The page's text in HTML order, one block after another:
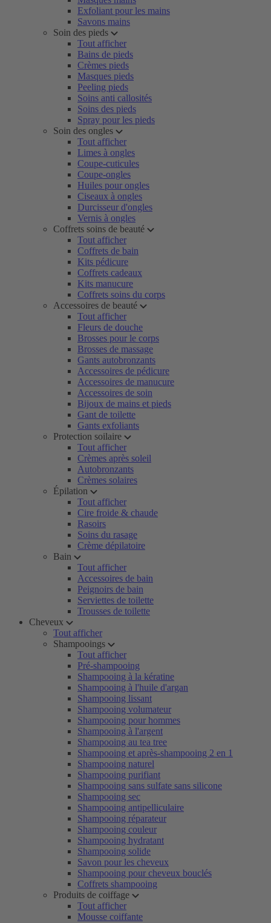
Exfoliant pour les mains
Savons mains
Soin des pieds
Tout afficher
Bains de pieds
Crèmes pieds
Masques pieds
Peeling pieds
Soins anti callosités
Soins des pieds
Spray pour les pieds
Soin des ongles
Tout afficher
Limes à ongles
Coupe-cuticules
Coupe-ongles
Huiles pour ongles
Ciseaux à ongles
Durcisseur d'ongles
Vernis à ongles
Coffrets soins de beauté
Tout afficher
Coffrets de bain
Kits pédicure
Coffrets cadeaux
Kits manucure
Coffrets soins du corps
Accessoires de beauté
Tout afficher
Fleurs de douche
Brosses pour le corps
Brosses de massage
Gants autobronzants
Accessoires de pédicure
Accessoires de manucure
Accessoires de soin
Bijoux de mains et pieds
Gant de toilette
Gants exfoliants
Protection soilaire
Tout afficher
Crèmes après soleil
Autobronzants
Crèmes solaires
Épilation
Tout afficher
Cire froide & chaude
Rasoirs
Soins du rasage
Crème dépilatoire
Bain
Tout afficher
Accessoires de bain
Peignoirs de bain
Serviettes de toilette
Trousses de toilette
Cheveux
Tout afficher
Shampooings
Tout afficher
Pré-shampooing
Shampooing à la kératine
Shampooing à l'huile d'argan
Shampooing lissant
Shampooing volumateur
Shampooing pour hommes
Shampooing à l'argent
Shampooing au tea tree
Shampooing et après-shampooing 2 en 1
Shampooing naturel
Shampooing purifiant
Shampooing sans sulfate sans silicone
Shampooing sec
Shampooing antipelliculaire
Shampooing réparateur
Shampooing couleur
Shampooing hydratant
Shampooing solide
Savon pour les cheveux
Shampooing pour cheveux bouclés
Coffrets shampooing
Produits de coiffage
Tout afficher
Mousse coiffante